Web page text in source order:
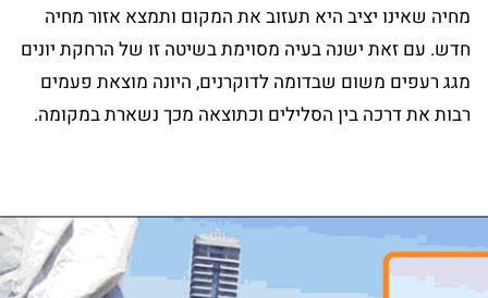
מחיה שאינו יציב היא תעזוב את המקום ותמצא אזור מחיה
חדש. עם זאת ישנה בעיה מסוימת בשיטה זו של הרחקת יונים
מגג רעפים משום שבדומה לדוקרנים, היונה מוצאת פעמים
רבות את דרכה בין הסלילים וכתוצאה מכך נשארת במקומה.